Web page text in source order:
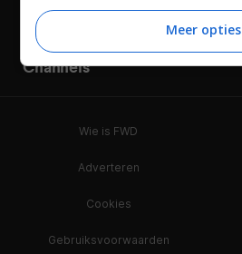
Channels
Wie is FWD
Adverteren
Cookies
Gebruiksvoorwaarden
Meer opties